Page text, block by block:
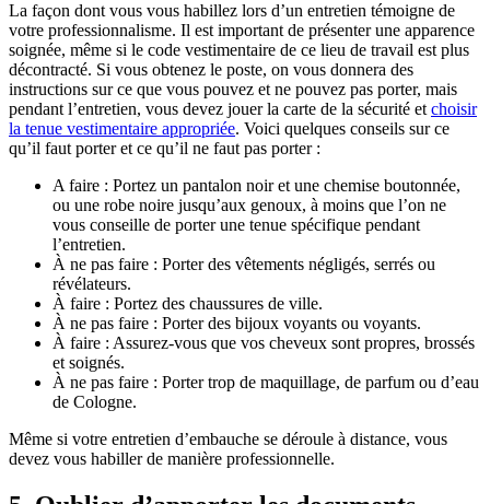
La façon dont vous vous habillez lors d’un entretien témoigne de
votre professionnalisme. Il est important de présenter une apparence
soignée, même si le code vestimentaire de ce lieu de travail est plus
décontracté. Si vous obtenez le poste, on vous donnera des
instructions sur ce que vous pouvez et ne pouvez pas porter, mais
pendant l’entretien, vous devez jouer la carte de la sécurité et choisir
la tenue vestimentaire appropriée. Voici quelques conseils sur ce
qu’il faut porter et ce qu’il ne faut pas porter :
A faire : Portez un pantalon noir et une chemise boutonnée,
ou une robe noire jusqu’aux genoux, à moins que l’on ne
vous conseille de porter une tenue spécifique pendant
l’entretien.
À ne pas faire : Porter des vêtements négligés, serrés ou
révélateurs.
À faire : Portez des chaussures de ville.
À ne pas faire : Porter des bijoux voyants ou voyants.
À faire : Assurez-vous que vos cheveux sont propres, brossés
et soignés.
À ne pas faire : Porter trop de maquillage, de parfum ou d’eau
de Cologne.
Même si votre entretien d’embauche se déroule à distance, vous
devez vous habiller de manière professionnelle.